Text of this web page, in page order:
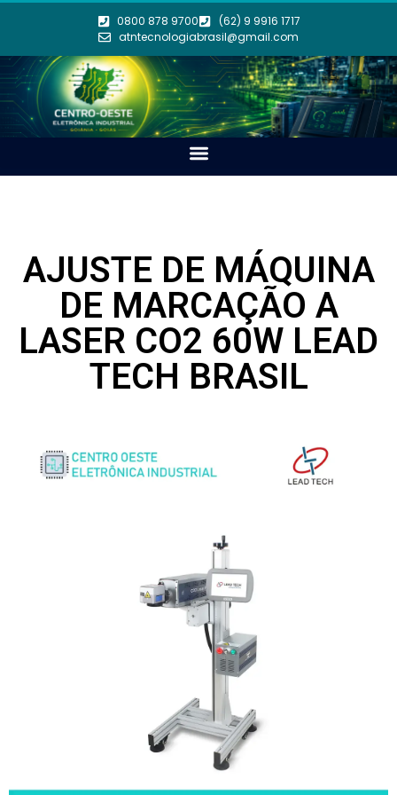
0800 878 9700
(62) 9 9916 1717
atntecnologiabrasil@gmail.com
AJUSTE DE MÁQUINA
DE MARCAÇÃO A
LASER CO2 60W LEAD
TECH BRASIL